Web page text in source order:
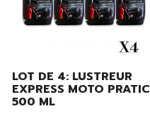
LOT DE 4: LUSTREUR
EXPRESS MOTO PRATIC
500 ML